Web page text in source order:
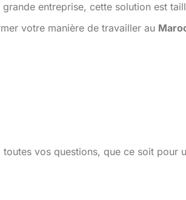
entreprise, cette solution est
votre manière de travailler au
vos questions, que ce soit pour